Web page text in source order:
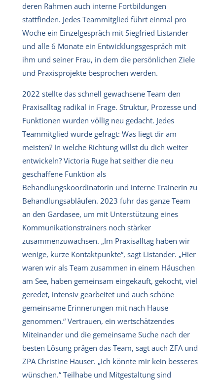
deren Rahmen auch interne Fortbildungen
stattfinden. Jedes Teammitglied führt einmal pro
Woche ein Einzelgespräch mit Siegfried Listander
und alle 6 Monate ein Entwicklungsgespräch mit
ihm und seiner Frau, in dem die persönlichen Ziele
und Praxisprojekte besprochen werden.
2022 stellte das schnell gewachsene Team den
Praxisalltag radikal in Frage. Struktur, Prozesse und
Funktionen wurden völlig neu gedacht. Jedes
Teammitglied wurde gefragt: Was liegt dir am
meisten? In welche Richtung willst du dich weiter
entwickeln? Victoria Ruge hat seither die neu
geschaffene Funktion als
Behandlungskoordinatorin und interne Trainerin zu
Behandlungsabläufen. 2023 fuhr das ganze Team
an den Gardasee, um mit Unterstützung eines
Kommunikationstrainers noch stärker
zusammenzuwachsen. „Im Praxisalltag haben wir
wenige, kurze Kontaktpunkte“, sagt Listander. „Hier
waren wir als Team zusammen in einem Häuschen
am See, haben gemeinsam eingekauft, gekocht, viel
geredet, intensiv gearbeitet und auch schöne
gemeinsame Erinnerungen mit nach Hause
genommen.“ Vertrauen, ein wertschätzendes
Miteinander und die gemeinsame Suche nach der
besten Lösung prägen das Team, sagt auch ZFA und
ZPA Christine Hauser. „Ich könnte mir kein besseres
wünschen.“ Teilhabe und Mitgestaltung sind